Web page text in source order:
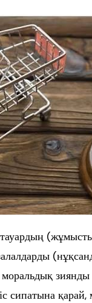
сипатына